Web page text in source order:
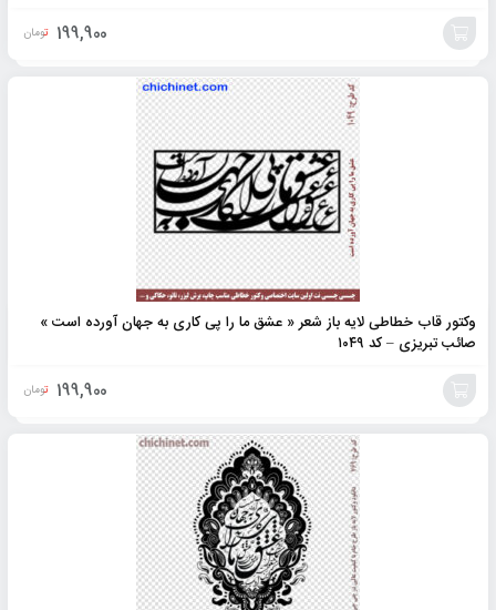
199,900 تومان
وکتور قاب خطاطی لایه باز شعر « عشق ما را پی کاری به جهان آورده است »
صائب تبریزی – کد ۱۰۴۹
199,900 تومان